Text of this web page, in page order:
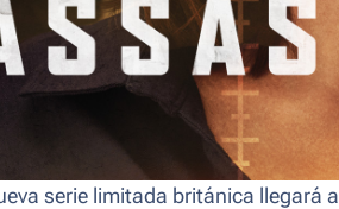
serie limitada británica llegará a